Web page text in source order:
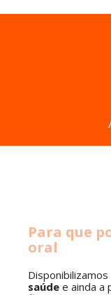
Para que
oral
saúdee ainda a